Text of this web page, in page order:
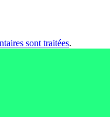
sont traitées.